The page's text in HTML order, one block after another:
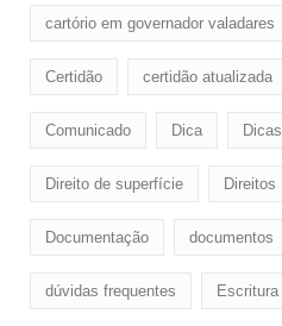
cartório em governador valadares
Certidão certidão atualizada
Comunicado Dica Dicas
Direito de superfície Direitos
Documentação documentos
dúvidas frequentes Escritura